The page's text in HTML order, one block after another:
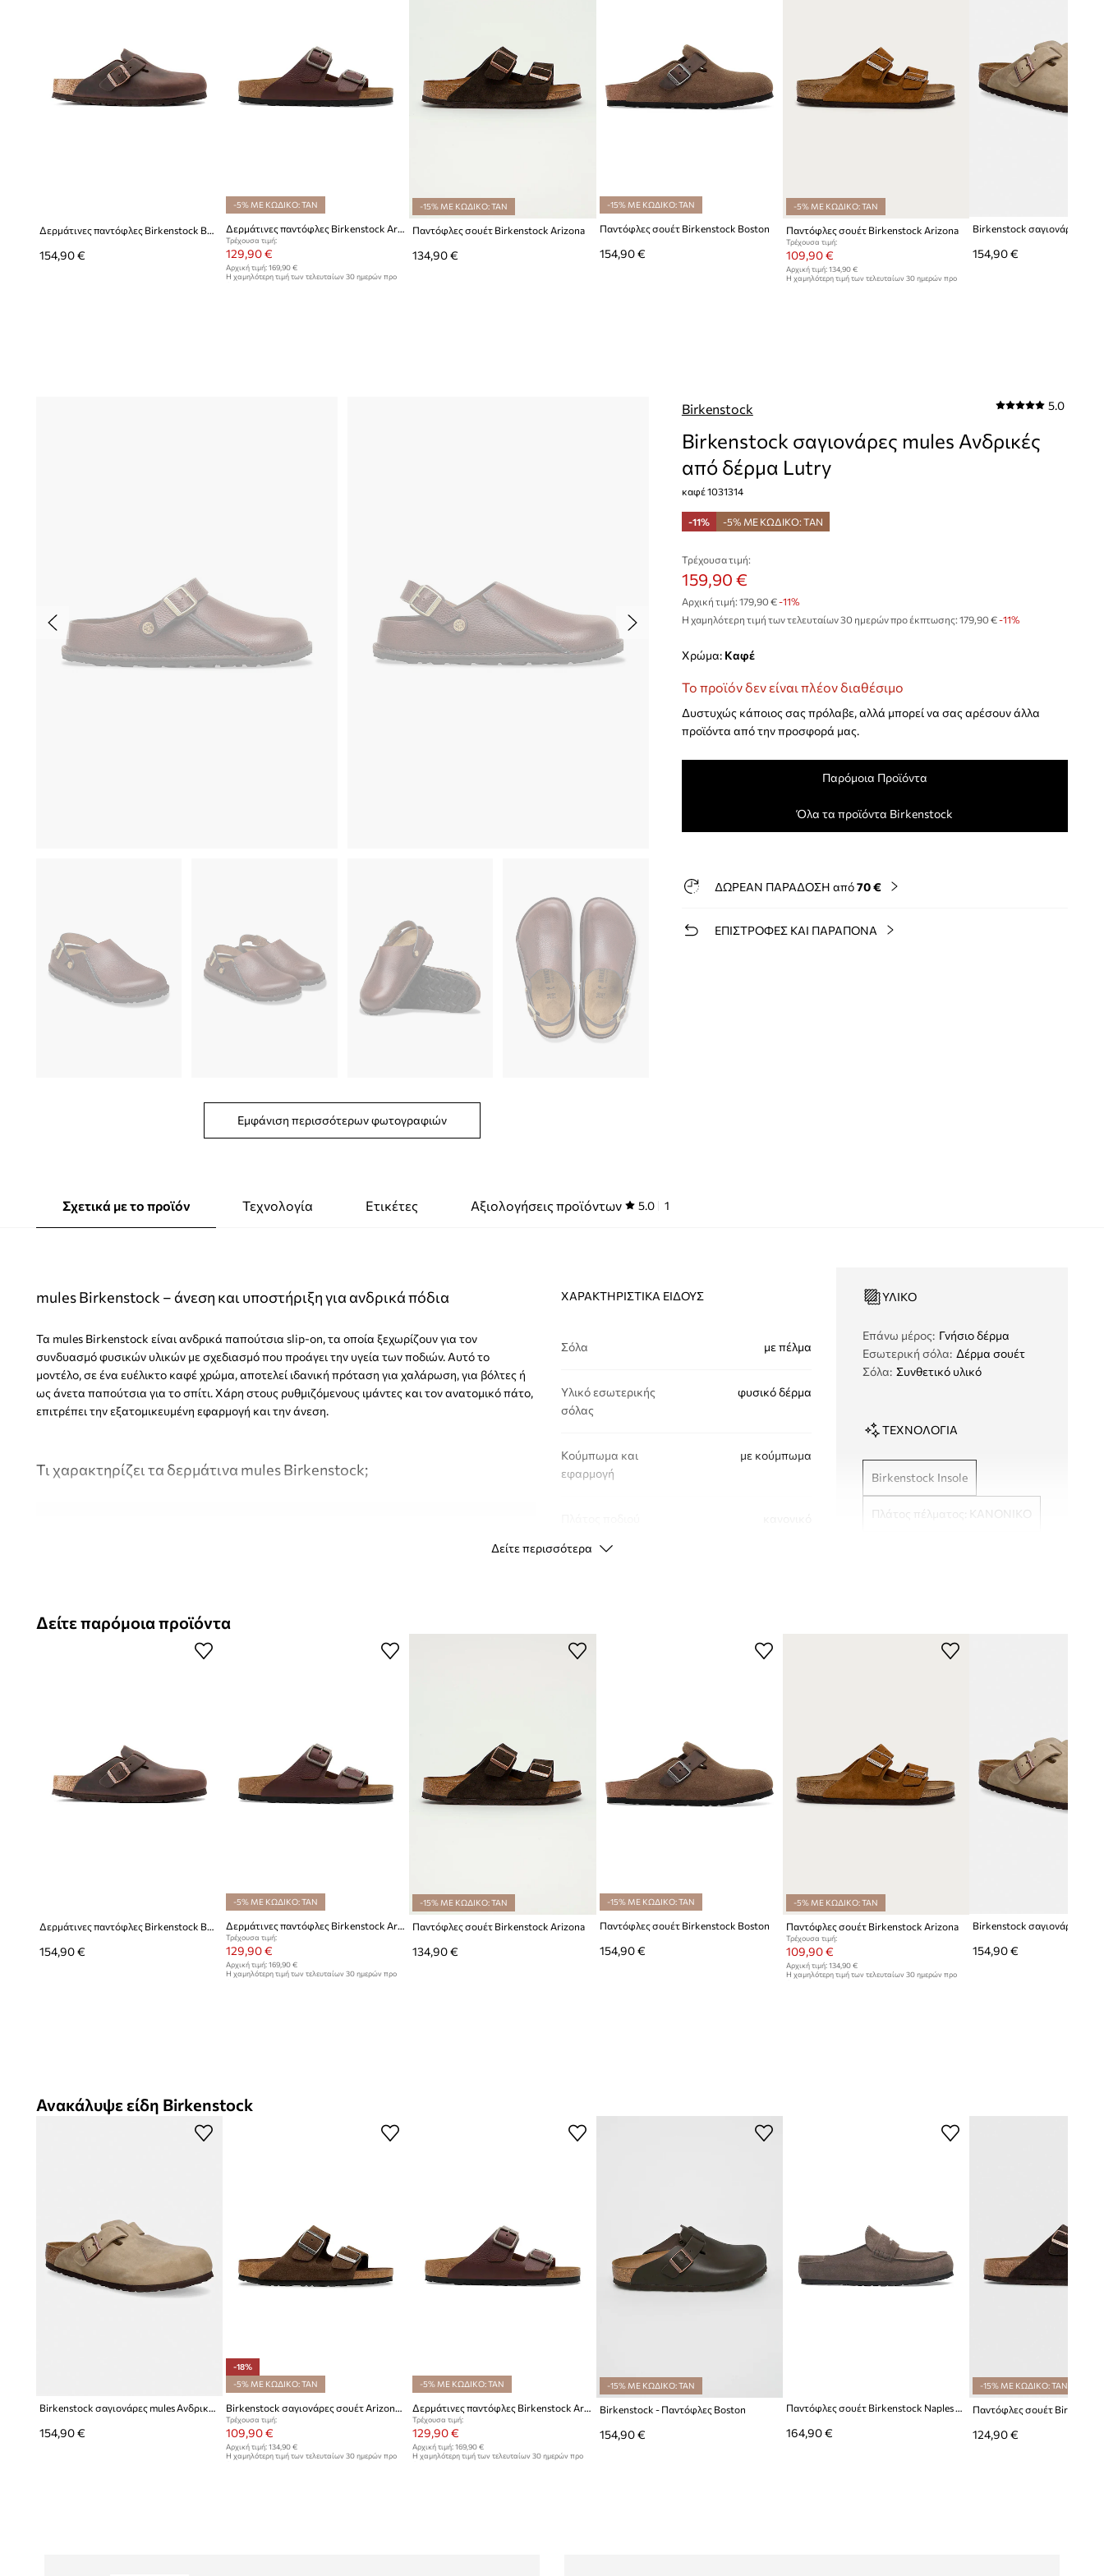
Δερμάτινες παντόφλες Birkenstock Boston
154,90 €
-5% ΜΕ ΚΩΔΙΚΟ: TAN
Δερμάτινες παντόφλες Birkenstock Arizona Vintage Wood Wire Buckle
Τρέχουσα τιμή:
129,90 €
Αρχική τιμή:169,90 €
Η χαμηλότερη τιμή των τελευταίων 30 ημερών προ
-15% ΜΕ ΚΩΔΙΚΟ: TAN
Παντόφλες σουέτ Birkenstock Arizona
134,90 €
-15% ΜΕ ΚΩΔΙΚΟ: TAN
Παντόφλες σουέτ Birkenstock Boston
154,90 €
-5% ΜΕ ΚΩΔΙΚΟ: TAN
Παντόφλες σουέτ Birkenstock Arizona
Τρέχουσα τιμή:
109,90 €
Αρχική τιμή:134,90 €
Η χαμηλότερη τιμή των τελευταίων 30 ημερών προ
154,90 €
Εμφάνιση περισσότερων φωτογραφιών
Birkenstock 5.0
Birkenstock σαγιονάρες mules Ανδρικές
από δέρμα Lutry
καφέ 1031314
-11% -5% ΜΕ ΚΩΔΙΚΟ: TAN
Τρέχουσα τιμή:
159,90 €
Αρχική τιμή: 179,90 €-11%
Η χαμηλότερη τιμή των τελευταίων 30 ημερών προ έκπτωσης: 179,90 € -11%
Χρώμα: καφέ
Το προϊόν δεν είναι πλέον διαθέσιμο
Δυστυχώς κάποιος σας πρόλαβε, αλλά μπορεί να σας αρέσουν άλλα
προϊόντα από την προσφορά μας.
Παρόμοια Προϊόντα
Όλα τα προϊόντα Birkenstock
ΔΩΡΕΑΝ ΠΑΡΑΔΟΣΗ από70 €
ΕΠΙΣΤΡΟΦΕΣ ΚΑΙ ΠΑΡΑΠΟΝΑ
Σχετικά με το προϊόν Τεχνολογία Ετικέτες Αξιολογήσεις προϊόντων 5.0 1
mules Birkenstock – άνεση και υποστήριξη για ανδρικά πόδια
Τα mules Birkenstock είναι ανδρικά παπούτσια slip-on, τα οποία ξεχωρίζουν για τον
συνδυασμό φυσικών υλικών με σχεδιασμό που προάγει την υγεία των ποδιών. Αυτό το
μοντέλο, σε ένα ευέλικτο καφέ χρώμα, αποτελεί ιδανική πρόταση για χαλάρωση, για βόλτες ή
ως άνετα παπούτσια για το σπίτι. Χάρη στους ρυθμιζόμενους ιμάντες και τον ανατομικό πάτο,
επιτρέπει την εξατομικευμένη εφαρμογή και την άνεση.
Τι χαρακτηρίζει τα δερμάτινα mules Birkenstock;
Σόλα με πέλμα– υποστηρίζει τη σταθερότητα και την πρόσφυση σε διάφορες
Ανατομικός πάτος Birkenstock
– υποστηρίζει τη φυσική τοποθέτηση του
ποδιού και την άνεση στη χρήση
– τονίζει τον μινιμαλιστικό και διαχρονικό χαρακτήρα
ΧΑΡΑΚΤΗΡΙΣΤΙΚΆ ΕΊΔΟΥΣ
Σόλα με πέλμα
Υλικό εσωτερικής
σόλας
φυσικό δέρμα
Κούμπωμα και
εφαρμογή
με κούμπωμα
Κωδικός
κατασκευαστή
Κατασκευαστής
ΥΛΙΚΌ
Eπάνω μέρος: Γνήσιο δέρμα
Εσωτερική σόλα: Δέρμα σουέτ
Σόλα: Συνθετικό υλικό
ΤΕΧΝΟΛΟΓΊΑ
Birkenstock Insole
Πλάτος πέλματος: ΚΑΝΟΝΙΚΟ
Δείτε περισσότερα
Δείτε παρόμοια προϊόντα
Δερμάτινες παντόφλες Birkenstock Boston
154,90 €
-5% ΜΕ ΚΩΔΙΚΟ: TAN
Τρέχουσα τιμή:
129,90 €
Αρχική τιμή:169,90 €
Η χαμηλότερη τιμή των τελευταίων 30 ημερών προ
-15% ΜΕ ΚΩΔΙΚΟ: TAN
Παντόφλες σουέτ Birkenstock Arizona
134,90 €
-15% ΜΕ ΚΩΔΙΚΟ: TAN
Παντόφλες σουέτ Birkenstock Boston
154,90 €
-5% ΜΕ ΚΩΔΙΚΟ: TAN
Παντόφλες σουέτ Birkenstock Arizona
Τρέχουσα τιμή:
109,90 €
Αρχική τιμή:134,90 €
Η χαμηλότερη τιμή των τελευταίων 30 ημερών προ
154,90 €
Ανακάλυψε είδη Birkenstock
Birkenstock σαγιονάρες mules Ανδρικές nubuck Boston
154,90 €
-18%
-5% ΜΕ ΚΩΔΙΚΟ: TAN
Birkenstock σαγιονάρες σουέτ Arizona SFB LEVE
Τρέχουσα τιμή:
109,90 €
Αρχική τιμή:134,90 €
Η χαμηλότερη τιμή των τελευταίων 30 ημερών προ
-5% ΜΕ ΚΩΔΙΚΟ: TAN
Δερμάτινες παντόφλες Birkenstock Arizona Vintage Wood Wire Buckle
Τρέχουσα τιμή:
129,90 €
Αρχική τιμή: 169,90 €
Η χαμηλότερη τιμή των τελευταίων 30 ημερών προ
-15% ΜΕ ΚΩΔΙΚΟ: TAN
Birkenstock - Παντόφλες Boston
154,90 €
Παντόφλες σουέτ Birkenstock Naples Wrapped LEVE
164,90 €
-15% ΜΕ ΚΩΔΙΚΟ: TAN
Παντόφλες σουέτ
124,90 €